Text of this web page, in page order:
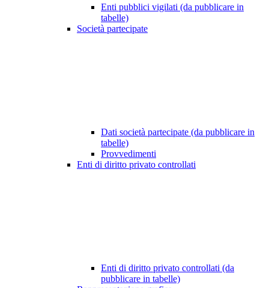
Enti pubblici vigilati (da pubblicare in
tabelle)
Società partecipate
Dati società partecipate (da pubblicare in
tabelle)
Provvedimenti
Enti di diritto privato controllati
Enti di diritto privato controllati (da
pubblicare in tabelle)